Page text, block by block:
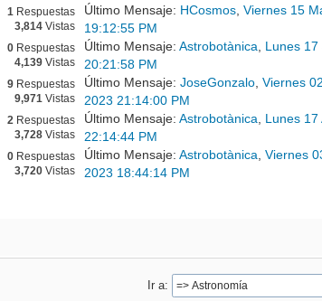
1 Respuestas
3,814Vistas
Último Mensaje: HCosmos ,Viernes 15
19:12:55 PM
0Respuestas
4,139Vistas
Último Mensaje:Astrobotànica
Lunes 17
20:21:58 PM
9Respuestas
9,971 Vistas
Último Mensaje:JoseGonzalo ,Viernes
2023 21:14:00 PM
2 Respuestas
3,728Vistas
Último Mensaje:Astrobotànica
Lunes 17
22:14:44 PM
0Respuestas
3,720Vistas
Último Mensaje:Astrobotànica ,Viernes
2023 18:44:14 PM
Ir a